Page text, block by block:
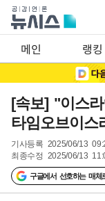
메인 랭킹
[속보] "이스
타임오브이스
기사등록 2025/06/13
최종수정 2025/06/13
구글에서 선호하는 매체